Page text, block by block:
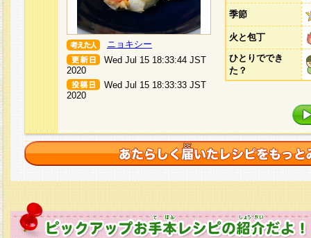
ニョキシー
Wed Jul 15 18:33:44 JST
2020
Wed Jul 15 18:33:33 JST
2020
季節
火と包丁
ひとりででき
た？